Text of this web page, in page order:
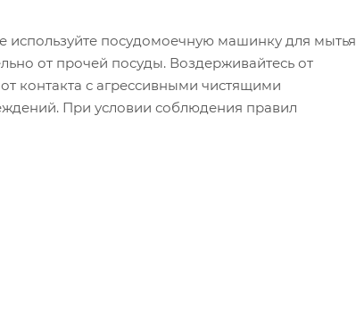
посудомоечную машинку для мытья
от прочей посуды. Воздерживайтесь от
контакта с агрессивными чистящими
При условии соблюдения правил